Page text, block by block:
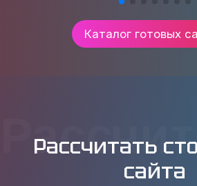
Каталог готовых
Рассчитать
сайта